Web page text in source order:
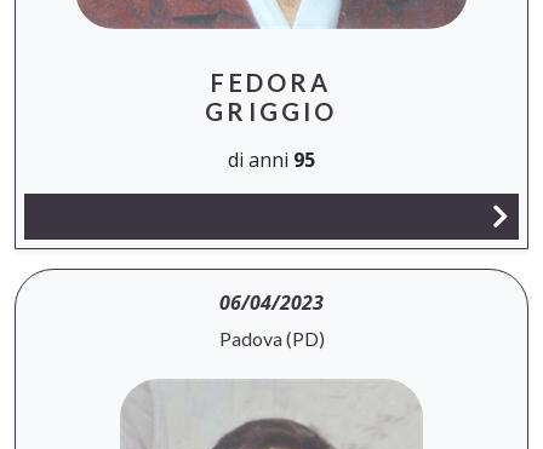
FEDORA
GRIGGIO
di anni 95
06/04/2023
Padova (PD)